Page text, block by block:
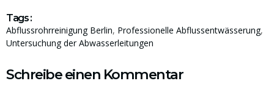
Tags :
Abflussrohrreinigung Berlin, Professionelle Abflussentwässerung,
Untersuchung der Abwasserleitungen
Schreibe einen Kommentar